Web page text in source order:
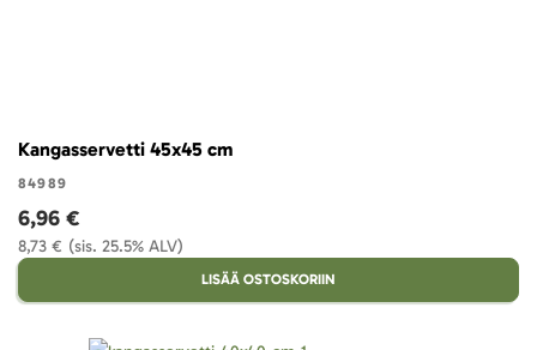
Kangasservetti 45x45 cm
84989
(sis. 25.5% ALV)
8,73 €
6,96 €
LISÄÄ OSTOSKORIIN